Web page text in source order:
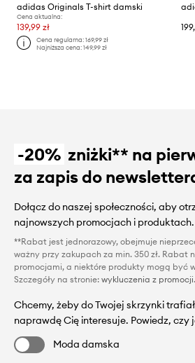
adidas Originals T-shirt damski
Cena aktualna:
139,99 zł
Cena regularna:169,99 zł
Najniższa cena:149,99 zł
-20% zniżki** na
za zapis do
Dołącz do naszej społeczności, aby
najnowszych promocjach i produktach.
**Rabat jest jednorazowy, obejmuje
ważny przy zakupach za min. 350 zł. Rabat
promocjami, a niektóre produkty mogą być
Szczegóły na stronie: wykluczenia z promocji.
Chcemy, żeby do Twojej skrzynki
naprawdę Cię interesuje. Powiedz, czy
Moda damska